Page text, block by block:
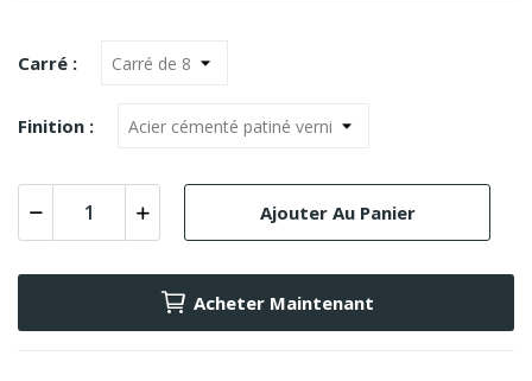
Carré :
Finition :
Ajouter Au Panier
Acheter Maintenant